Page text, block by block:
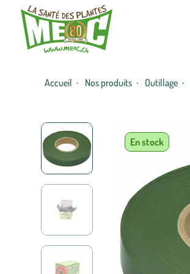
Accueil · Nos produits · Outillage ·
En stock